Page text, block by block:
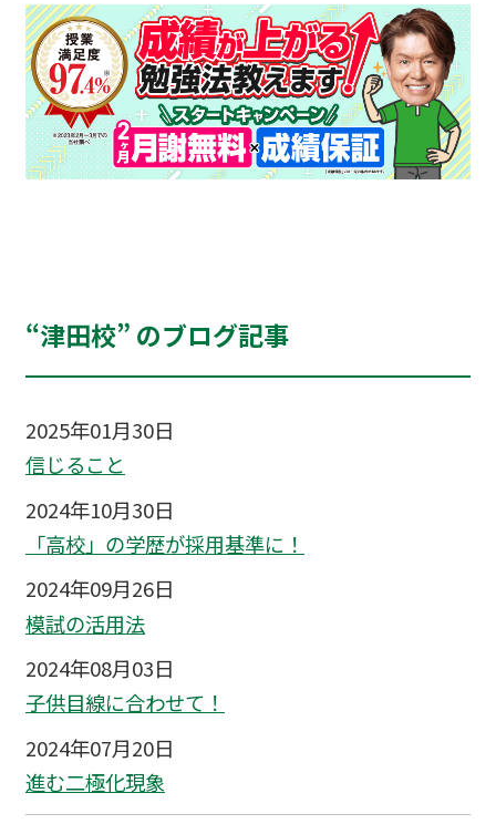
“津田校” のブログ記事
2025年01月30日
信じること
2024年10月30日
「高校」の学歴が採用基準に！
2024年09月26日
模試の活用法
2024年08月03日
子供目線に合わせて！
2024年07月20日
進む二極化現象